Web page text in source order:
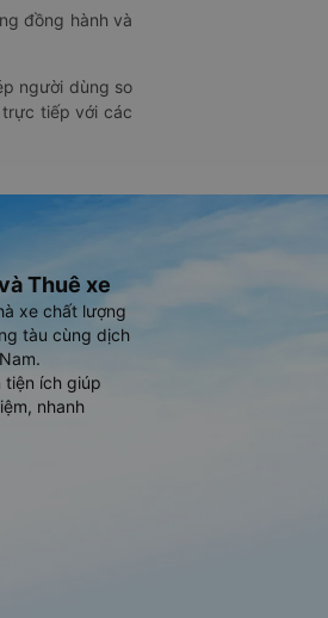
đồng hành và
người dùng so
trực tiếp với các
Thuê xe
xe chất lượng
tàu cùng dịch
tiện ích giúp
nhanh